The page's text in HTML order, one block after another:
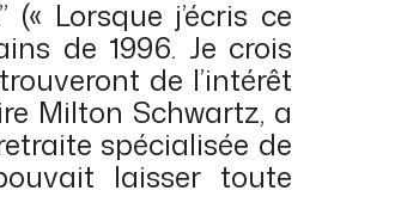
Lorsque j’écris ce
de 1996. Je crois
de l’intérêt
Milton Schwartz, a
spécialisée de
laisser toute